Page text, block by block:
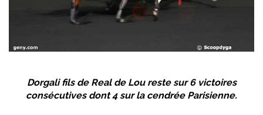
Dorgali fils de Real de Lou reste sur 6 victoires
consécutives dont 4 sur la cendrée Parisienne.